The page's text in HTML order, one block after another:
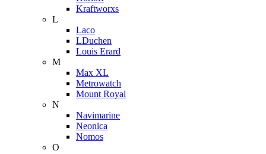
Kraftworxs
L
Laco
LDuchen
Louis Erard
M
Max XL
Metrowatch
Mount Royal
N
Navimarine
Neonica
Nomos
O